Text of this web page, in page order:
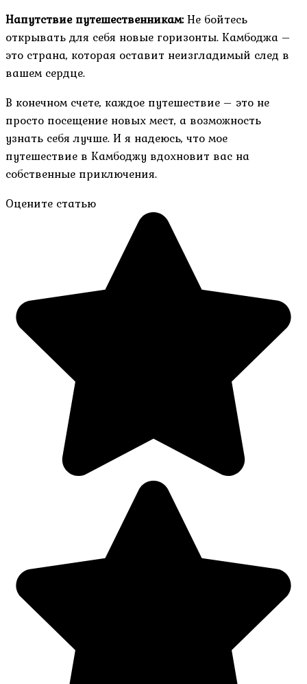
Напутствие путешественникам:Не бойтесь
открывать для себя новые горизонты. Камбоджа –
это страна, которая оставит неизгладимый след в
вашем сердце.
В конечном счете, каждое путешествие – это не
просто посещение новых мест, а возможность
узнать себя лучше. И я надеюсь, что мое
путешествие в Камбоджу вдохновит вас на
собственные приключения.
Оцените статью